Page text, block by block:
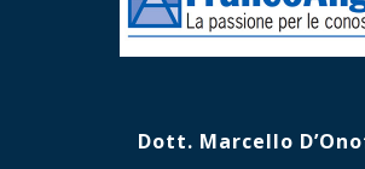
Dott. Marcello